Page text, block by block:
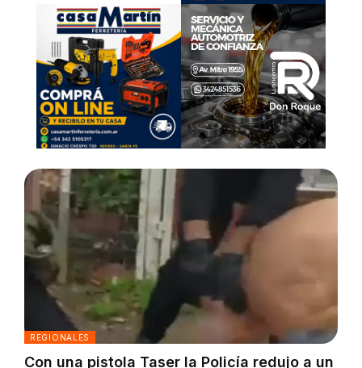
REGIONALES
Con una pistola Taser la Policía redujo a un